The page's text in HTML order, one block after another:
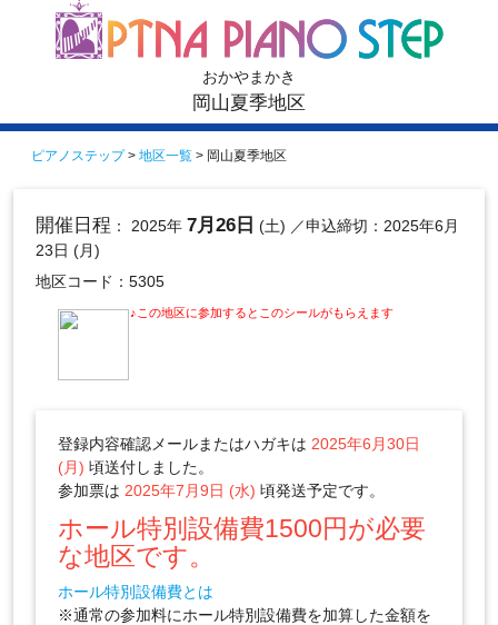
おかやまかき
岡山夏季地区
ピアノステップ> 地区一覧 > 岡山夏季地区
開催日程 ： 2025年 7月26日 (土) ／申込締切：2025年6月
23日 (月)
地区コード：5305
♪この地区に参加するとこのシールがもらえます
登録内容確認メールまたはハガキは 2025年6月30日
(月) 頃送付しました。
参加票は 2025年7月9日 (水) 頃発送予定です。
ホール特別設備費1500円が必要
な地区です。
ホール特別設備費とは
※通常の参加料にホール特別設備費を加算した金額を